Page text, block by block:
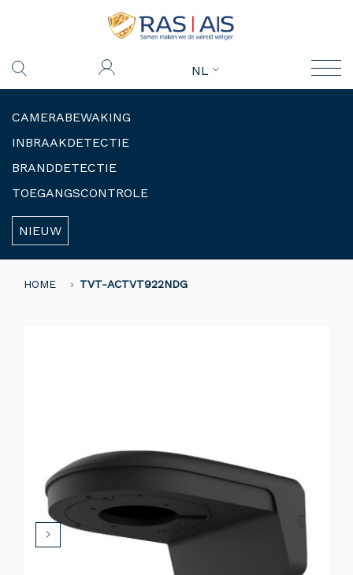
NL
CAMERABEWAKING
INBRAAKDETECTIE
BRANDDETECTIE
TOEGANGSCONTROLE
NIEUW
HOME TVT-ACTVT922NDG